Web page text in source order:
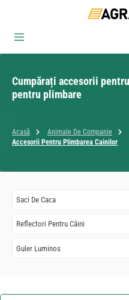
Sari la conținutul principal
Cumpărați accesorii
pentru plimbare
Acasă Animale De Companie
Accesorii Pentru Plimbarea Cainilor
Saci De Caca
Reflectori Pentru Câini
Guler Luminos